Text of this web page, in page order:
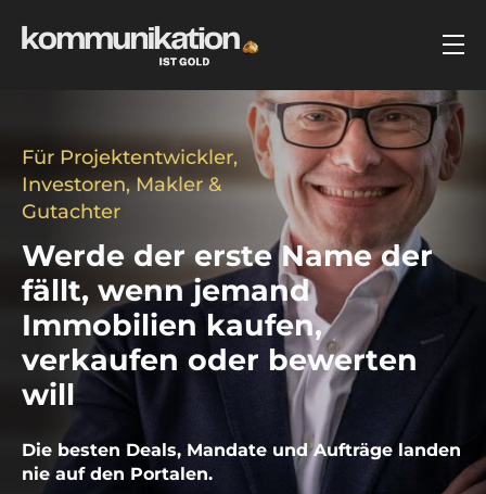
Für Projektentwickler,
Investoren, Makler &
Gutachter
Werde der erste Name der
fällt, wenn jemand
Immobilien kaufen,
verkaufen oder bewerten
will
Die besten Deals, Mandate und Aufträge landen
nie auf den Portalen.